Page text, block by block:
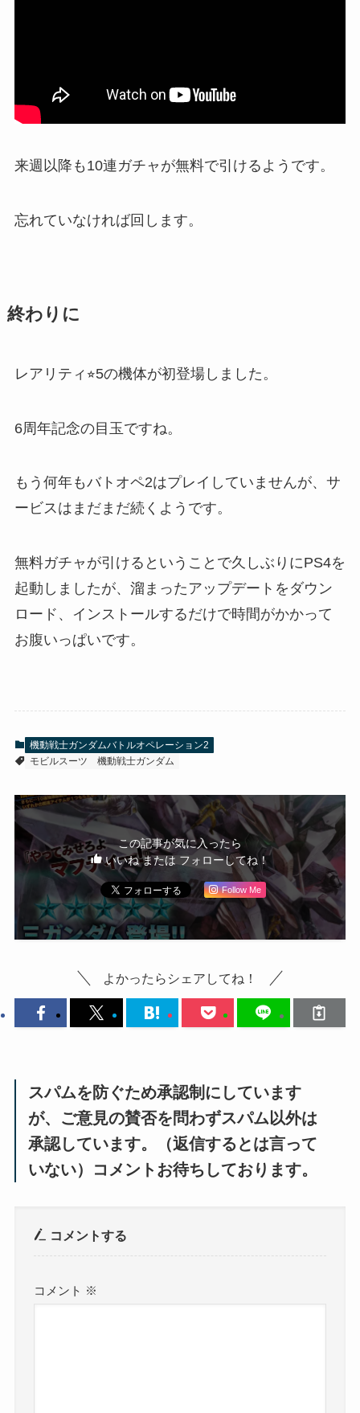
来週以降も10連ガチャが無料で引けるようです。
忘れていなければ回します。
終わりに
レアリティ⭐︎5の機体が初登場しました。
6周年記念の目玉ですね。
もう何年もバトオペ2はプレイしていませんが、サ
ービスはまだまだ続くようです。
無料ガチャが引けるということで久しぶりにPS4を
起動しましたが、溜まったアップデートをダウン
ロード、インストールするだけで時間がかかって
お腹いっぱいです。
機動戦士ガンダムバトルオペレーション2
モビルスーツ
機動戦士ガンダム
この記事が気に入ったら
いいね または フォローしてね！
Follow Me
よかったらシェアしてね！
スパムを防ぐため承認制にしています
が、ご意見の賛否を問わずスパム以外は
承認しています。（返信するとは言って
いない）コメントお待ちしております。
コメントする
コメント ※